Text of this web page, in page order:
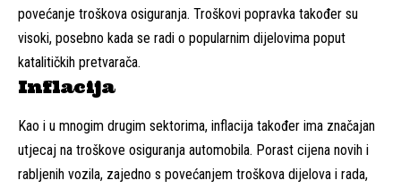
povećanje troškova osiguranja. Troškovi popravka također su
visoki, posebno kada se radi o popularnim dijelovima poput
katalitičkih pretvarača.
Inflacija
Kao i u mnogim drugim sektorima, inflacija također ima značajan
utjecaj na troškove osiguranja automobila. Porast cijena novih i
rabljenih vozila, zajedno s povećanjem troškova dijelova i rada,